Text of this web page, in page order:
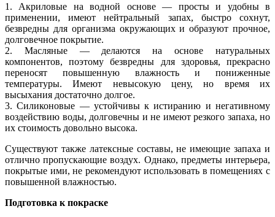
1. Акриловые на водной основе — просты и удобны в
применении, имеют нейтральный запах, быстро сохнут,
безвредны для организма окружающих и образуют прочное,
долговечное покрытие.
2. Масляные — делаются на основе натуральных
компонентов, поэтому безвредны для здоровья, прекрасно
переносят повышенную влажность и пониженные
температуры. Имеют невысокую цену, но время их
высыхания достаточно долгое.
3. Силиконовые — устойчивы к истиранию и негативному
воздействию воды, долговечны и не имеют резкого запаха, но
их стоимость довольно высока.
Существуют также латексные составы, не имеющие запаха и
отлично пропускающие воздух. Однако, предметы интерьера,
покрытые ими, не рекомендуют использовать в помещениях с
повышенной влажностью.
Подготовка к покраске